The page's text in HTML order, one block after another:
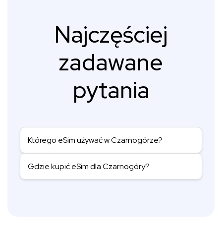
Najczęściej
zadawane
pytania
Którego eSim używać w Czarnogórze?
Gdzie kupić eSim dla Czarnogóry?